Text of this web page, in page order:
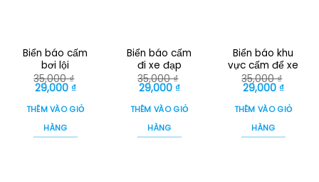
Biển báo cấm
bơi lội
35,000₫
Giá
gốc
là:
35,000 ₫.
29,000 ₫Giá
tại
là:
THÊM VÀO GIỎ
HÀNG
Biển báo cấm
đi xe đạp
35,000₫
Giá
gốc
là:
35,000 ₫.
29,000 ₫Giá
tại
là:
THÊM VÀO GIỎ
HÀNG
Biển báo khu
vực cấm để xe
35,000₫
Giá
gốc
là:
35,000 ₫.
29,000 ₫Giá
tại
là:
THÊM VÀO GIỎ
HÀNG